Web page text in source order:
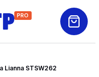
PRO
Lianna STSW262